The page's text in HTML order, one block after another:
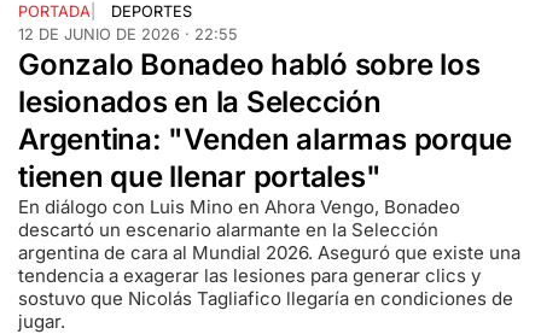
PORTADA
DEPORTES
12 DE JUNIO DE 2026 · 22:55
Gonzalo Bonadeo habló sobre los
lesionados en la Selección
Argentina: "Venden alarmas porque
tienen que llenar portales"
En diálogo con Luis Mino en Ahora Vengo, Bonadeo
descartó un escenario alarmante en la Selección
argentina de cara al Mundial 2026. Aseguró que existe una
tendencia a exagerar las lesiones para generar clics y
sostuvo que Nicolás Tagliafico llegaría en condiciones de
jugar.